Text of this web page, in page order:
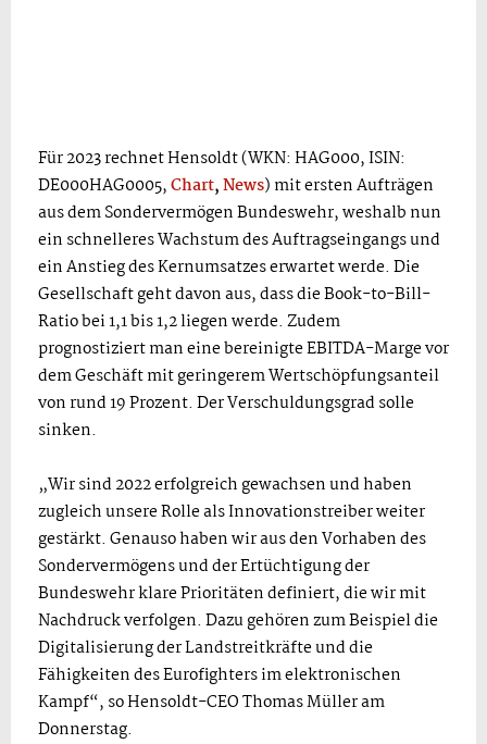
Für 2023 rechnet Hensoldt (WKN: HAG000, ISIN:
DE000HAG0005,Chart,News) mit ersten Aufträgen
aus dem Sondervermögen Bundeswehr, weshalb nun
ein schnelleres Wachstum des Auftragseingangs und
ein Anstieg des Kernumsatzes erwartet werde. Die
Gesellschaft geht davon aus, dass die Book-to-Bill-
Ratio bei 1,1 bis 1,2 liegen werde. Zudem
prognostiziert man eine bereinigte EBITDA-Marge vor
dem Geschäft mit geringerem Wertschöpfungsanteil
von rund 19 Prozent. Der Verschuldungsgrad solle
sinken.
„Wir sind 2022 erfolgreich gewachsen und haben
zugleich unsere Rolle als Innovationstreiber weiter
gestärkt. Genauso haben wir aus den Vorhaben des
Sondervermögens und der Ertüchtigung der
Bundeswehr klare Prioritäten definiert, die wir mit
Nachdruck verfolgen. Dazu gehören zum Beispiel die
Digitalisierung der Landstreitkräfte und die
Fähigkeiten des Eurofighters im elektronischen
Kampf“, so Hensoldt-CEO Thomas Müller am
Donnerstag.